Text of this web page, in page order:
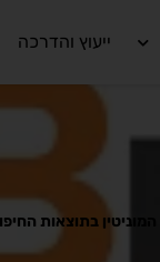
ייעוץ והדרכה